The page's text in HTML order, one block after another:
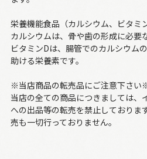
栄養機能食品（カルシウム、ビタミン
カルシウムは、骨や歯の形成に必要
ビタミンDは、腸管でのカルシウム
助ける栄養素です。
※当店商品の転売品にご注意下さい
当店の全ての商品につきましては、
への出品等の転売を禁止しておりま
売も一切行っておりません。